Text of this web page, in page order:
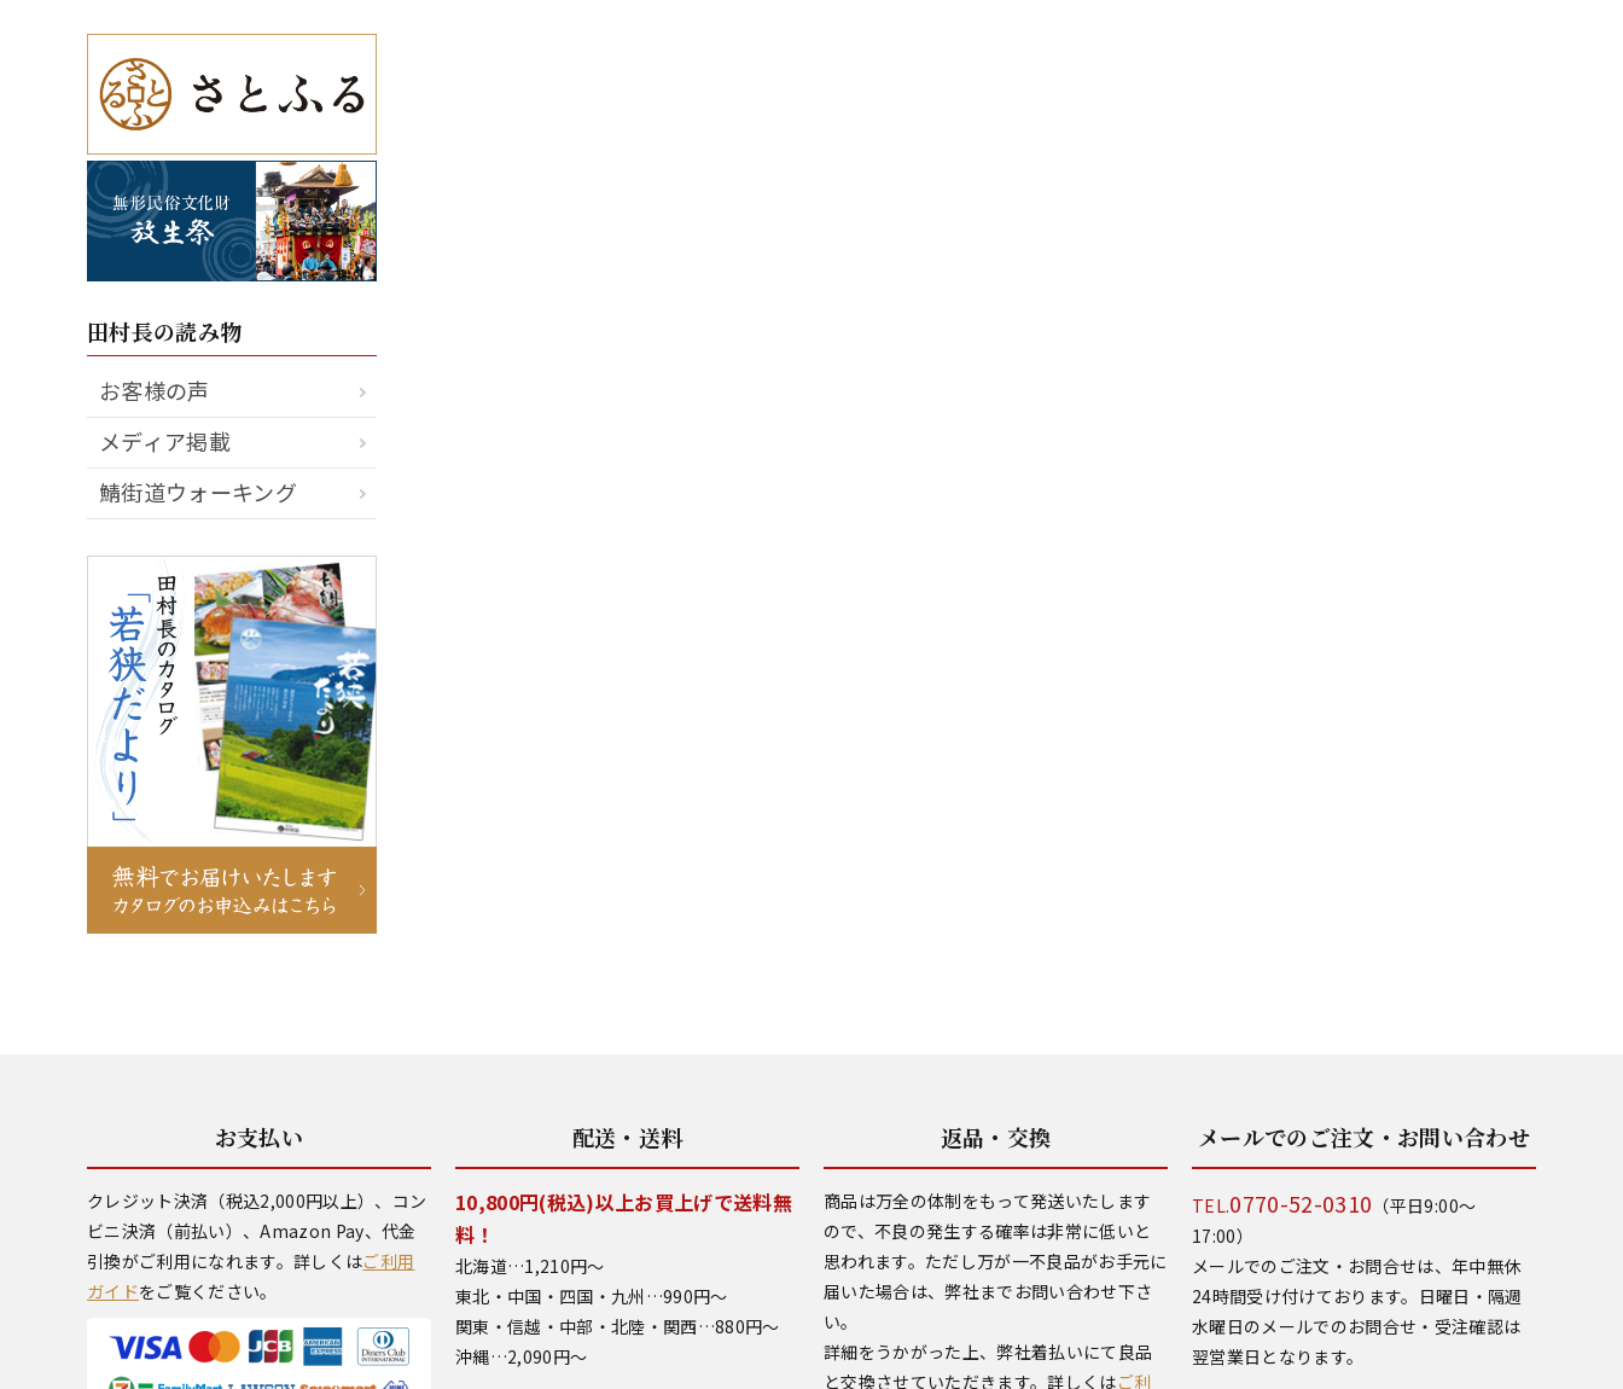
田村長の読み物
お客様の声
メディア掲載
鯖街道ウォーキング
お支払い
クレジット決済（税込2,000円以上）、コン
ビニ決済（前払い）、Amazon Pay、代金
引換がご利用になれます。詳しくはご利用
ガイドをご覧ください。
配送・送料
10,800円(税込)以上お買上げで送料無
料！
北海道…1,210円～
東北・中国・四国・九州…990円～
関東・信越・中部・北陸・関西…880円～
沖縄…2,090円～
返品・交換
商品は万全の体制をもって発送いたします
ので、不良の発生する確率は非常に低いと
思われます。ただし万が一不良品がお手元に
届いた場合は、弊社までお問い合わせ下さ
い。
詳細をうかがった上、弊社着払いにて良品
と交換させていただきます。詳しくはご利
メールでのご注文・お問い合わせ
TEL.0770-52-0310 （平日9:00～
17:00）
メールでのご注文・お問合せは、年中無休
24時間受け付けております。日曜日・隔週
水曜日のメールでのお問合せ・受注確認は
翌営業日となります。